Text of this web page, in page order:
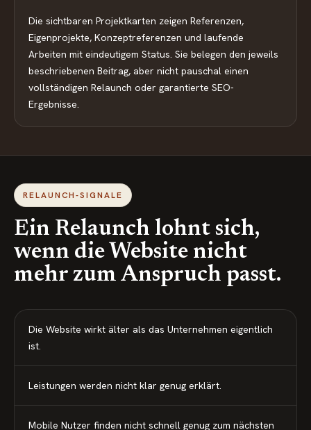
Die sichtbaren Projektkarten zeigen Referenzen,
Eigenprojekte, Konzeptreferenzen und laufende
Arbeiten mit eindeutigem Status. Sie belegen den jeweils
beschriebenen Beitrag, aber nicht pauschal einen
vollständigen Relaunch oder garantierte SEO-
Ergebnisse.
RELAUNCH-SIGNALE
Ein Relaunch lohnt sich,
wenn die Website nicht
mehr zum Anspruch passt.
Die Website wirkt älter als das Unternehmen eigentlich
ist.
Leistungen werden nicht klar genug erklärt.
Mobile Nutzer finden nicht schnell genug zum nächsten